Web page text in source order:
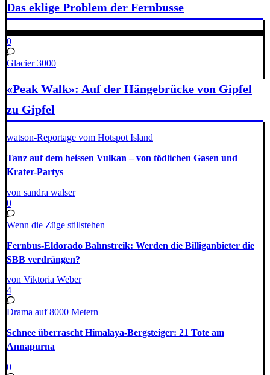
Das eklige Problem der Fernbusse
0
Glacier 3000
«Peak Walk»: Auf der Hängebrücke von Gipfel
zu Gipfel
watson-Reportage vom Hotspot Island
Tanz auf dem heissen Vulkan – von tödlichen Gasen und
Krater-Partys
von sandra walser
0
Wenn die Züge stillstehen
Fernbus-Eldorado Bahnstreik: Werden die Billiganbieter die
SBB verdrängen?
von Viktoria Weber
4
Drama auf 8000 Metern
Schnee überrascht Himalaya-Bergsteiger: 21 Tote am
Annapurna
0